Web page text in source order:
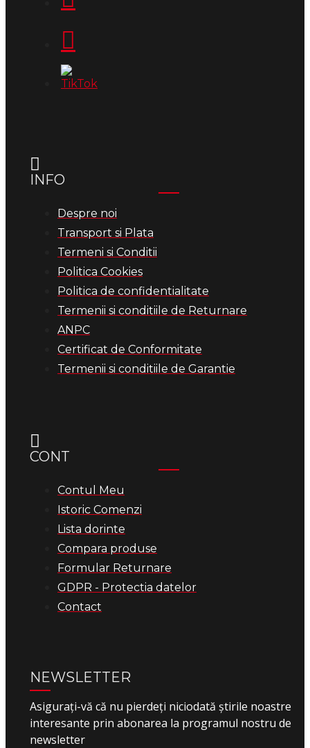
INFO
Despre noi
Transport si Plata
Termeni si Conditii
Politica Cookies
Politica de confidentialitate
Termenii si conditiile de Returnare
ANPC
Certificat de Conformitate
Termenii si conditiile de Garantie
CONT
Contul Meu
Istoric Comenzi
Lista dorinte
Compara produse
Formular Returnare
GDPR - Protectia datelor
Contact
NEWSLETTER
Asigurați-vă că nu pierdeți niciodată știrile noastre
interesante prin abonarea la programul nostru de
newsletter